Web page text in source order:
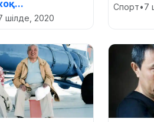
шілде, 2020
Спорт•7